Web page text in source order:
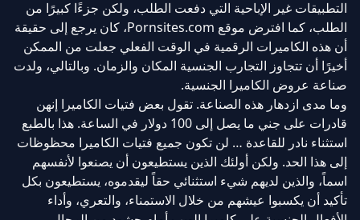
التطبيقات غير الإباحية التي دفعت الطلب، ولكن جزءًا كبيرًا من
الطلب، كما افترض موقع Pornsites.com، كان يرجع إلى حقيقة
أن هذه الكاميرات الرقمية في الوقت الفعلي جعلت من الممكن
أخيرًا أن تتجاوز التجارب الجنسية المكان والزمان. وبالتالي، ولدت
صناعة عروض الكاميرا الجنسية.
وما مدى ازدهار هذه الصناعة. تقول بعض فتيات الكاميرا إنهن
قادرات على جني ما يصل إلى 100 دولار في الساعة. هذا بالطبع
استثناء نادر للقاعدة … لن تكون جميع فتيات الكاميرا محظوظات
إلى هذا الحد. ولكن أولئك الذين يستطيعون أن يصنعوا لأنفسهم
اسماً، والذين لديهم شيء استثنائي حقاً ليقدموه، يستطيعون بكل
تأكيد أن يكسبوا عيشهم من خلال الاستمناء، والتعري، وأداء